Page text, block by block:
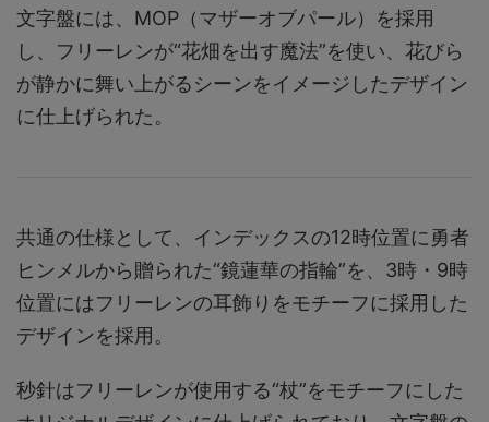
文字盤には、MOP（マザーオブパール）を採用
し、フリーレンが“花畑を出す魔法”を使い、花びら
が静かに舞い上がるシーンをイメージしたデザイン
に仕上げられた。
共通の仕様として、インデックスの12時位置に勇者
ヒンメルから贈られた“鏡蓮華の指輪”を、3時・9時
位置にはフリーレンの耳飾りをモチーフに採用した
デザインを採用。
秒針はフリーレンが使用する“杖”をモチーフにした